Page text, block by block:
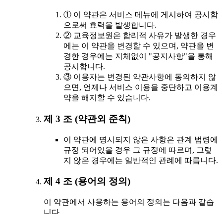
① 이 약관은 서비스 메뉴에 게시하여 공시함
으로써 효력을 발생합니다.
② 교육정보원은 합리적 사유가 발생한 경우
에는 이 약관을 변경할 수 있으며, 약관을 변
경한 경우에는 지체없이 "공지사항"을 통해
공시합니다.
③ 이용자는 변경된 약관사항에 동의하지 않
으면, 언제나 서비스 이용을 중단하고 이용계
약을 해지할 수 있습니다.
제 3 조 (약관외 준칙)
이 약관에 명시되지 않은 사항은 관계 법령에
규정 되어있을 경우 그 규정에 따르며, 그렇
지 않은 경우에는 일반적인 관례에 따릅니다.
제 4 조 (용어의 정의)
이 약관에서 사용하는 용어의 정의는 다음과 같습